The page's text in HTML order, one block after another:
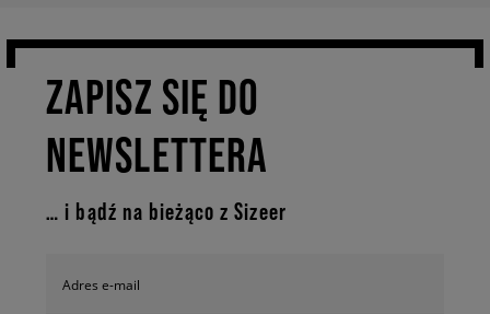
ZAPISZ SIĘ DO
NEWSLETTERA
… i bądź na bieżąco z Sizeer
Adres e-mail